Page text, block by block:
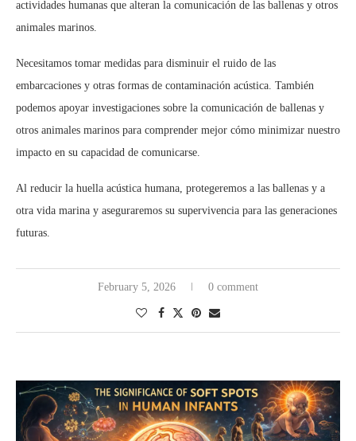
actividades humanas que alteran la comunicación de las ballenas y otros
animales marinos.
Necesitamos tomar medidas para disminuir el ruido de las
embarcaciones y otras formas de contaminación acústica. También
podemos apoyar investigaciones sobre la comunicación de ballenas y
otros animales marinos para comprender mejor cómo minimizar nuestro
impacto en su capacidad de comunicarse.
Al reducir la huella acústica humana, protegeremos a las ballenas y a
otra vida marina y aseguraremos su supervivencia para las generaciones
futuras.
February 5, 2026 0 comment